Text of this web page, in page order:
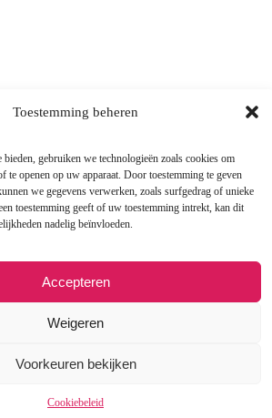
Toestemming beheren
bieden, gebruiken we technologieën zoals cookies om
te openen op uw apparaat. Door toestemming te geven
we gegevens verwerken, zoals surfgedrag of unieke
toestemming geeft of uw toestemming intrekt, kan dit
nadelig beïnvloeden.
Accepteren
Weigeren
Voorkeuren bekijken
Cookiebeleid